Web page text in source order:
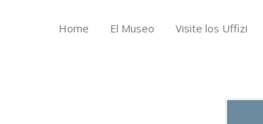
Home El Museo Visite los Uffizi